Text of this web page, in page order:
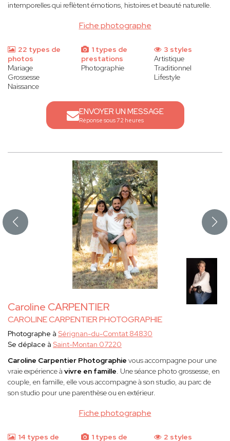
Fiche photographe
intemporelles qui reflètent émotions, histoires et beauté naturelle.
22 types de
photos
Mariage
Grossesse
Naissance
1 types de
prestations
Photographie
3 styles
Artistique
Traditionnel
Lifestyle
ENVOYER UN MESSAGE
Réponse sous 72 heures
Caroline CARPENTIER
CAROLINE CARPENTIER PHOTOGRAPHIE
Fiche photographe
Photographe à Sérignan-du-Comtat 84830
Se déplace à Saint-Montan 07220
Caroline Carpentier Photographie vous accompagne pour une
vraie expérience à vivre en famille. Une séance photo grossesse, en
couple, en famille, elle vous accompagne à son studio, au parc de
son studio pour une parenthèse ou en extérieur.
14 types de 1 types de 2 styles